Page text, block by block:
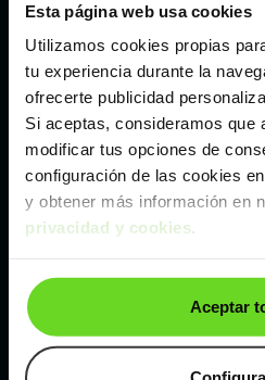
Esta página web usa cookies
Utilizamos cookies propias
tu experiencia durante la
ofrecerte publicidad
Si aceptas, consideramos que
modificar tus opciones de
configuración de las cookies
y obtener más información en
privacidad y cookies.
Aceptar
Málaga
Valencia
Zaragoza
Ver Renault Kadjar de
Renault Kadjar de segunda mano y